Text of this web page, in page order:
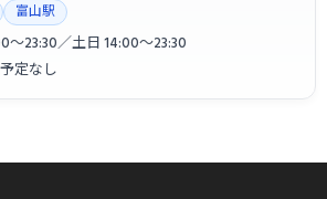
富山駅
〜23:30／土日 14:00〜23:30
定なし